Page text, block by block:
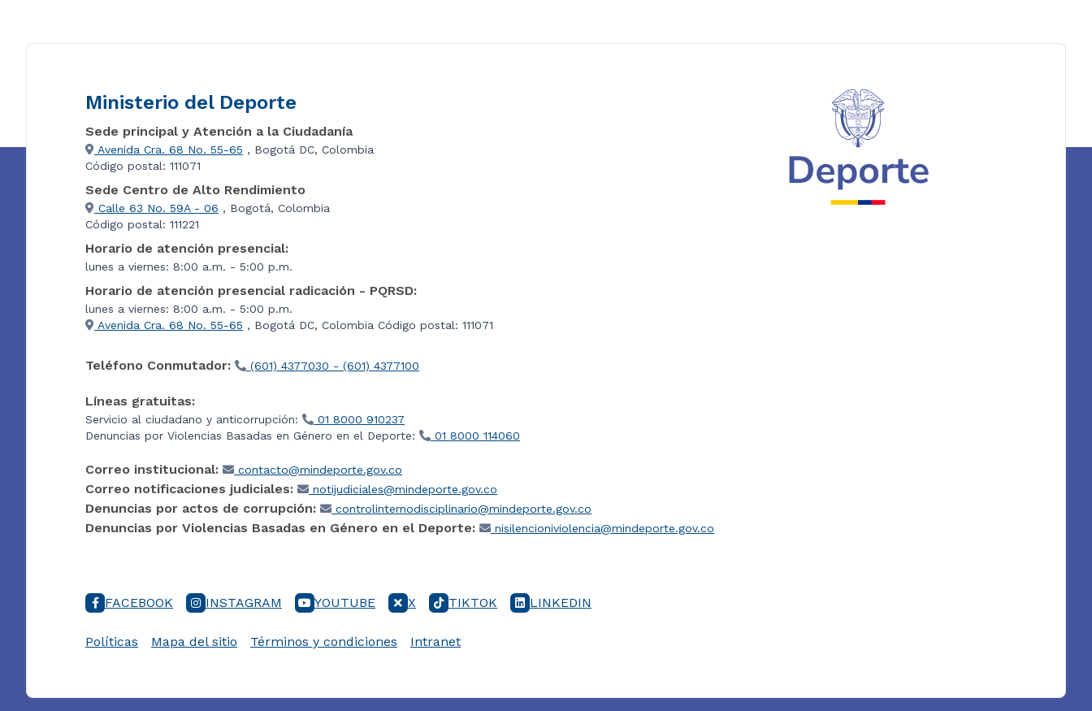
Ministerio del Deporte
Sede principal y Atención a la Ciudadanía
Avenida Cra. 68 No. 55-65 , Bogotá DC, Colombia
Código postal: 111071
Sede Centro de Alto Rendimiento
Calle 63 No. 59A - 06 , Bogotá, Colombia
Código postal: 111221
Horario de atención presencial:
lunes a viernes: 8:00 a.m. - 5:00 p.m.
Horario de atención presencial radicación - PQRSD:
lunes a viernes: 8:00 a.m. - 5:00 p.m.
Avenida Cra. 68 No. 55-65 , Bogotá DC, Colombia Código postal: 111071
Teléfono Conmutador: (601) 4377030 - (601) 4377100
Líneas gratuitas:
Servicio al ciudadano y anticorrupción:
01 8000 910237
Denuncias por Violencias Basadas en Género en el Deporte:
01 8000 114060
Correo institucional: contacto@mindeporte.gov.co
Correo notificaciones judiciales: notijudiciales@mindeporte.gov.co
Denuncias por actos de corrupción: controlinternodisciplinario@mindeporte.gov.co
Denuncias por Violencias Basadas en Género en el Deporte: nisilencioniviolencia@mindeporte.gov.co
FACEBOOK INSTAGRAM YOUTUBE X TIKTOK LINKEDIN
Políticas Mapa del sitio Términos y condiciones Intranet